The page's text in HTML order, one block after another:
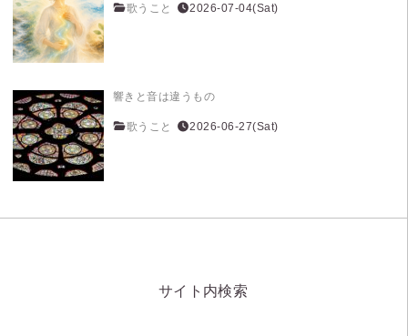
歌うこと 2026-07-04(Sat)
響きと音は違うもの
歌うこと 2026-06-27(Sat)
サイト内検索